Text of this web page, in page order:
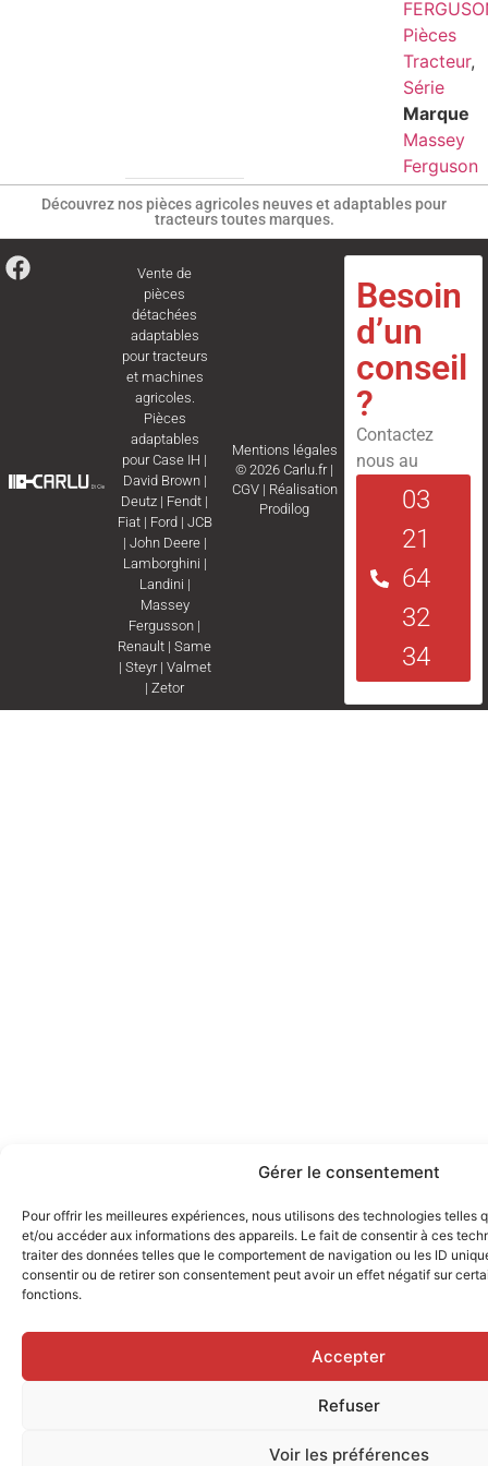
Gérer le consentement
Pour offrir les meilleures expériences, nous utilisons des technologies telles
et/ou accéder aux informations des appareils. Le fait de consentir à ces
traiter des données telles que le comportement de navigation ou les ID
consentir ou de retirer son consentement peut avoir un effet négatif sur
fonctions.
Accepter
Refuser
Voir les préférences
Pièces
Tracteur,
Série
Marque
Massey
Ferguson
Découvrez nos pièces agricoles neuves et adaptables pour
tracteurs toutes marques.
Vente de
pièces
détachées
adaptables
pour tracteurs
et machines
agricoles.
Pièces
adaptables
pourCase IH |
David Brown|
Deutz | Fendt |
Fiat| Ford| JCB
| John Deere|
Lamborghini |
Landini |
Massey
Fergusson |
Renault |Same
| Steyr| Valmet
|Zetor
Mentions légales
© 2026 Carlu.fr |
CGV| Réalisation
Prodilog
Besoin
d’un
conseil
?
Contactez
nous au
03
21
64
32
34